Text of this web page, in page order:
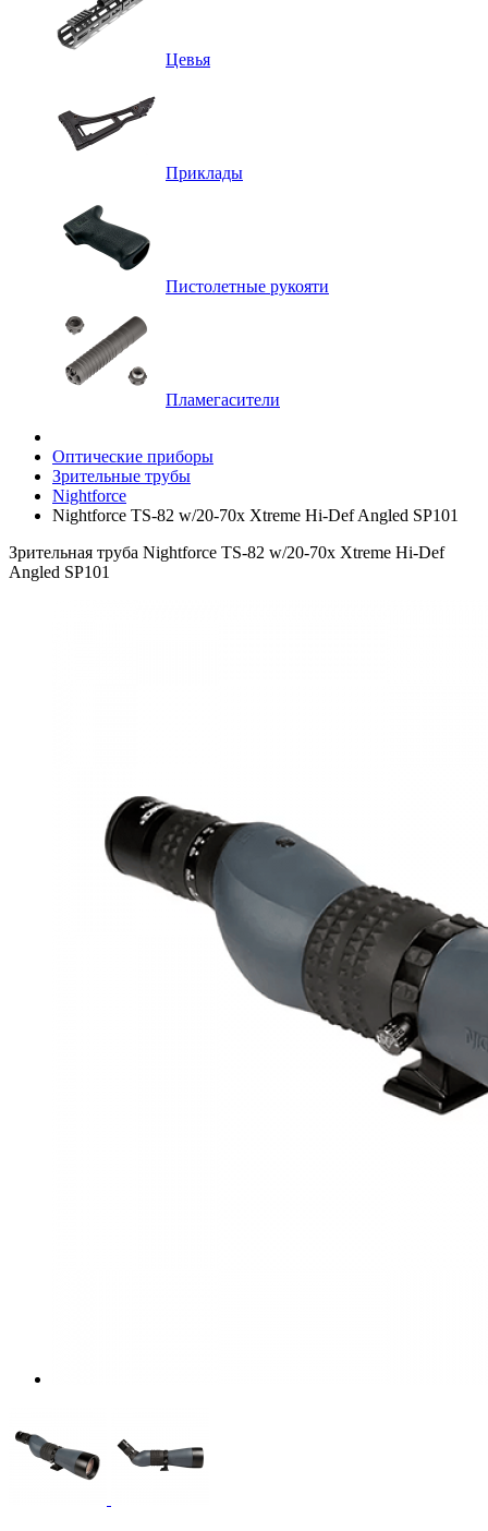
Цевья
Приклады
Пистолетные рукояти
Пламегасители
Оптические приборы
Зрительные трубы
Nightforce
Nightforce TS-82 w/20-70x Xtreme Hi-Def Angled SP101
Зрительная труба Nightforce TS-82 w/20-70x Xtreme Hi-Def
Angled SP101